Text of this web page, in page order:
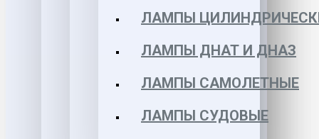
ЛАМПЫ
ЛАМПЫ ДНАТ И ДНАЗ
ЛАМПЫ САМОЛЕТНЫЕ
ЛАМПЫ СУДОВЫЕ